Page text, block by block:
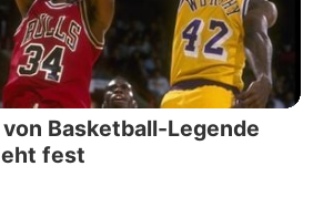
Basketball-Legende
fest